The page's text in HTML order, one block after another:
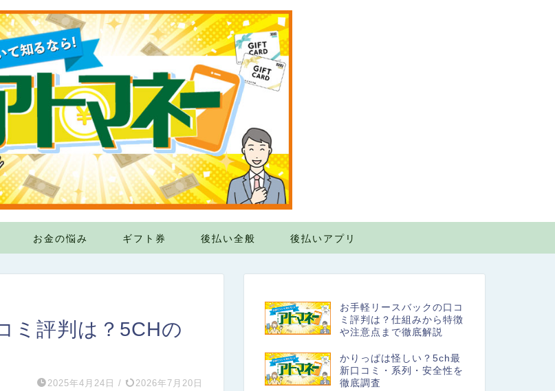
お金の悩み ギフト券 後払い全般 後払いアプリ
ミ評判は？5CHの
2025年4月24日 / 2026年7月20日
お手軽リースバックの口コ
ミ評判は？仕組みから特徴
や注意点まで徹底解説
かりっぱは怪しい？5ch最
新口コミ・系列・安全性を
徹底調査